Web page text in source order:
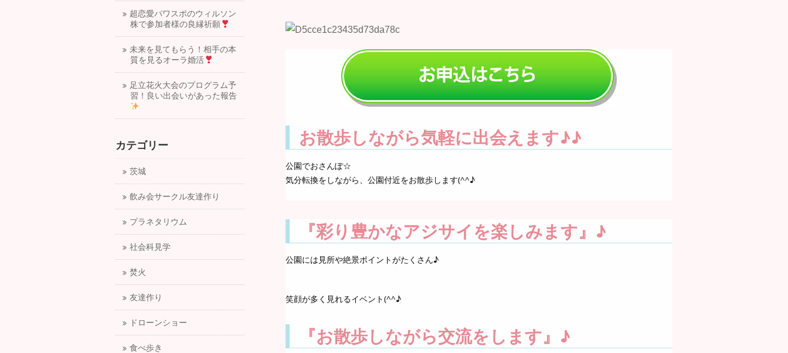
お散歩しながら気軽に出会えます♪♪
公園でおさんぽ☆
気分転換をしながら、公園付近をお散歩します(^^♪
『彩り豊かなアジサイを楽しみます』♪
公園には見所や絶景ポイントがたくさん♪
笑顔が多く見れるイベント(^^♪
『お散歩しながら交流をします』♪
超恋愛パワスポのウィルソン
株で参加者様の良縁祈願
未来を見てもらう！相手の本
質を見るオーラ婚活
足立花火大会のプログラム予
習！良い出会いがあった報告
カテゴリー
茨城
飲み会サークル友達作り
プラネタリウム
社会科見学
焚火
友達作り
ドローンショー
食べ歩き